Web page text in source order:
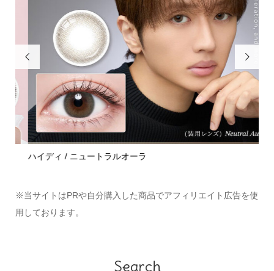

ハイディ / ニュートラルオーラ

※当サイトはPRや自分購入した商品でアフィリエイト広告を使
用しております。
Search
Share